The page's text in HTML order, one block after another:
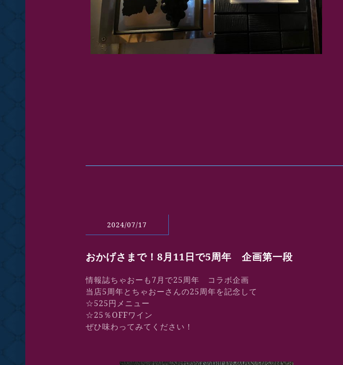
2024/07/17
おかげさまで！8月11日で5周年 企画第一段
情報誌ちゃおーも7月で25周年 コラボ企画
当店5周年とちゃおーさんの25周年を記念して
☆525円メニュー
☆25％OFFワイン
ぜひ味わってみてください！